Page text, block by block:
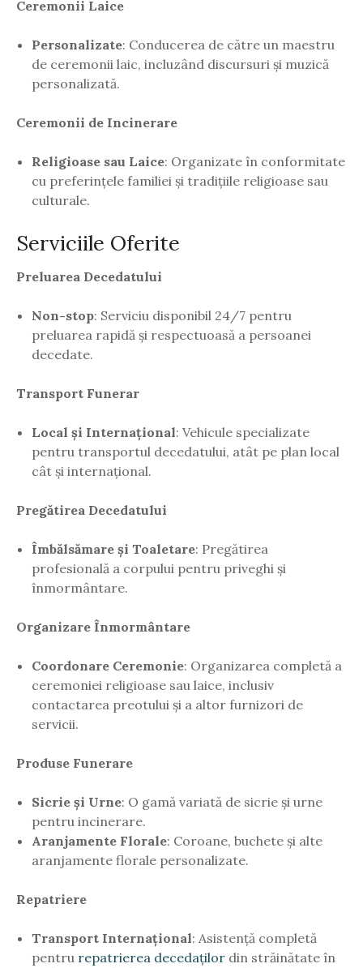
Ceremonii Laice
Personalizate: Conducerea de către un maestru
de ceremonii laic, incluzând discursuri și muzică
personalizată.
Ceremonii de Incinerare
Religioase sau Laice: Organizate în conformitate
cu preferințele familiei și tradițiile religioase sau
culturale.
Serviciile Oferite
Preluarea Decedatului
Non-stop: Serviciu disponibil 24/7 pentru
preluarea rapidă și respectuoasă a persoanei
decedate.
Transport Funerar
Local și Internațional: Vehicule specializate
pentru transportul decedatului, atât pe plan local
cât și internațional.
Pregătirea Decedatului
Îmbălsămare și Toaletare: Pregătirea
profesională a corpului pentru priveghi și
înmormântare.
Organizare Înmormântare
Coordonare Ceremonie: Organizarea completă a
ceremoniei religioase sau laice, inclusiv
contactarea preotului și a altor furnizori de
servicii.
Produse Funerare
Sicrie și Urne: O gamă variată de sicrie și urne
pentru incinerare.
Aranjamente Florale: Coroane, buchete și alte
aranjamente florale personalizate.
Repatriere
Transport Internațional: Asistență completă
pentru repatrierea decedaților din străinătate în